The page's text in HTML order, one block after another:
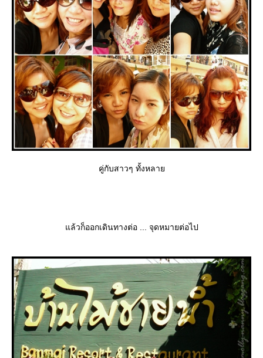
คู่กับสาวๆ ทั้งหลา
ล้วก็ออกเดินทางต่อ ... จุดหมายต่อไป